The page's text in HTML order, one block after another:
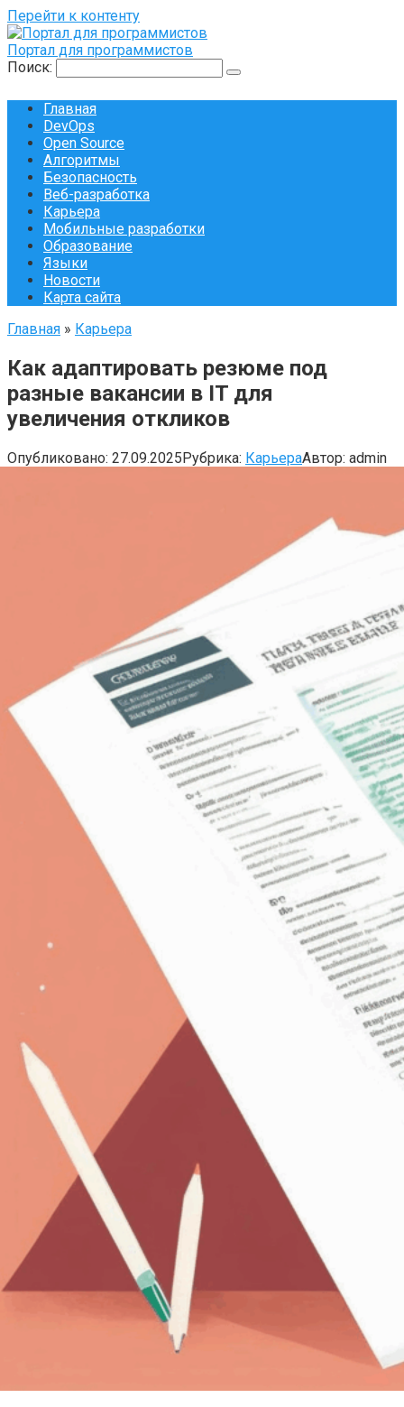
Перейти к контенту
Портал для программистов
Поиск:
Главная
DevOps
Open Source
Алгоритмы
Безопасность
Веб-разработка
Карьера
Мобильные разработки
Образование
Языки
Новости
Карта сайта
Главная » Карьера
Как адаптировать резюме под
разные вакансии в IT для
увеличения откликов
Опубликовано: 27.09.2025Рубрика: КарьераАвтор: admin